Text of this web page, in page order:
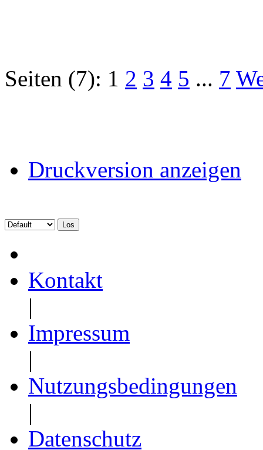
Seiten (7): 1 2 3 4 5 ... 7
Druckversion anzeigen
Kontakt
|
Impressum
|
Nutzungsbedingungen
|
Datenschutz